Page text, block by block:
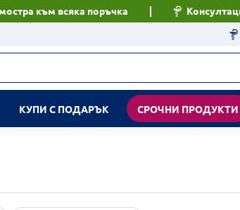
към всяка поръчка
КУПИ С ПОДАРЪК СРОЧНИ ПРОДУКТИ